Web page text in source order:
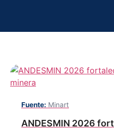
Fuente: Minart
ANDESMIN 2026